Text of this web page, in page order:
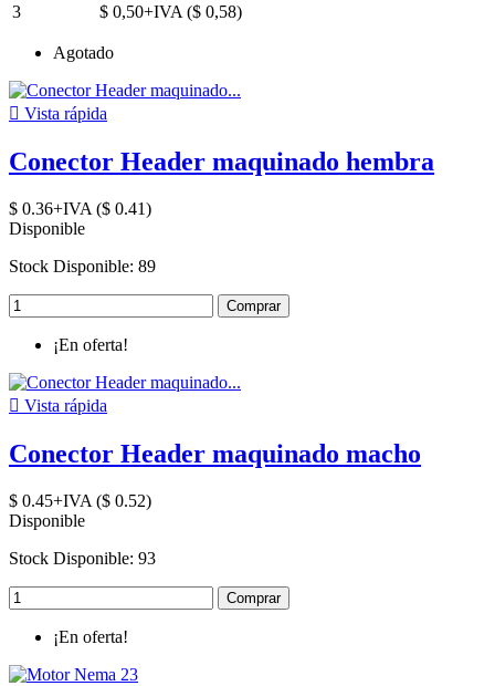
3
$ 0,50+IVA ($ 0,58)
Agotado
 Vista rápida
Conector Header maquinado hembra
$ 0.36+IVA ($ 0.41)
Disponible
Stock Disponible: 89
Comprar
¡En oferta!
 Vista rápida
Conector Header maquinado macho
$ 0.45+IVA ($ 0.52)
Disponible
Stock Disponible: 93
Comprar
¡En oferta!